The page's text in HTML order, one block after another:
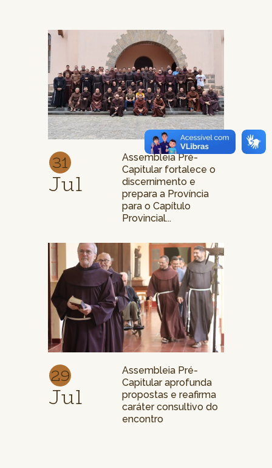
31
Jul
Assembleia Pré-
Capitular fortalece o
discernimento e
prepara a Província
para o Capítulo
Provincial...
29
Jul
Assembleia Pré-
Capitular aprofunda
propostas e reafirma
caráter consultivo do
encontro